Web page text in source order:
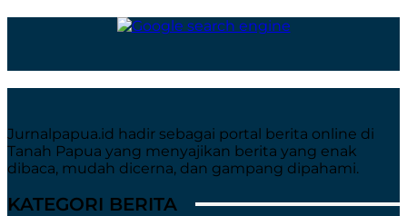
Jurnalpapua.id hadir sebagai portal berita online di
Tanah Papua yang menyajikan berita yang enak
dibaca, mudah dicerna, dan gampang dipahami.
KATEGORI BERITA